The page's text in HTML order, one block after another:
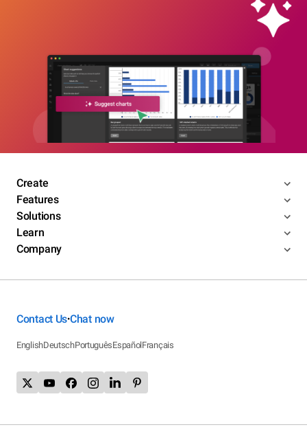
Create
Features
Solutions
Learn
Company
Contact Us•Chat now
EnglishDeutschPortuguêsEspañolFrançais